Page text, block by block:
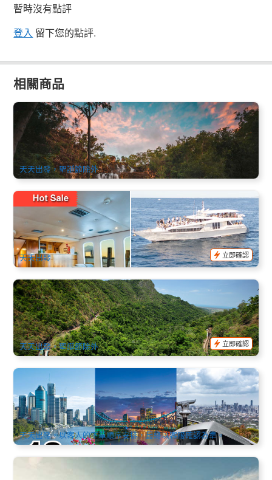
暫時沒有點評
登入 留下您的點評.
相關商品
雪鬆溪瀑布美食美景1日遊 Falls to Paradise(艾爾利海灘出發)
92 已預訂
AUD $169.00
PPP07041
天天出發，聖誕節除外
黃金海岸 | 精品巡遊 豪華賞鯨體驗2小時
228 已預訂
AUD $74.00 $79.00
OOL01248
天天出發
立即確認
庫蘭達熱帶雨林公園一日遊(雨林火車+野生動物園+水陸兩用
車+土著文化體驗)
541 已預訂
AUD $185.00 $200.00
CNS03271
天天出發，聖誕節除外
立即確認
布里斯本中文包車服務 | 12座BENZ Sprinter (機場酒店接送、
市區觀光、景點暢遊、跨城接駁)
872 已預訂
AUD $240.00
BNE02009
天天出發，以客人的下單順序安排，最終以客服確認為準。
布里斯本 | 摩頓島度假村 享樂冒險一日遊(4WD滑沙+沉船浮